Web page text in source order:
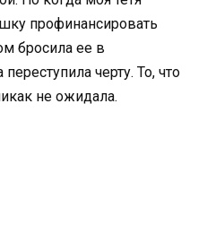
профинансировать
бросила ее в
черту. То, что
не ожидала.